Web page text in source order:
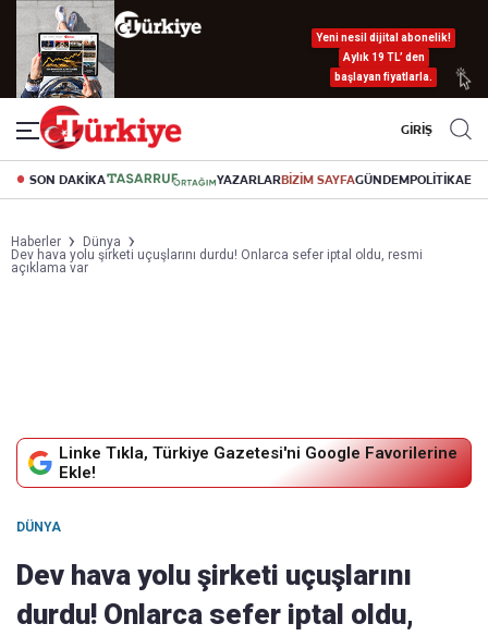
Yeni nesil dijital abonelik!
Aylık 19 TL’ den
başlayan fiyatlarla.
GİRİŞ
SON DAKİKA YAZARLARBİZİM SAYFAGÜNDEMPOLİTİKA
Haberler
Dünya
Dev hava yolu şirketi uçuşlarını durdu! Onlarca sefer iptal oldu, resmi
açıklama var
Linke Tıkla, Türkiye Gazetesi'ni Google Favorilerine
Ekle!
DÜNYA
Dev hava yolu şirketi uçuşlarını
durdu! Onlarca sefer iptal oldu,